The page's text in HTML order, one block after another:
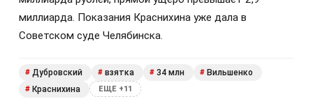
миллиарда. Показания Краснихина уже дала в
Советском суде Челябинска.
# Дубровский # взятка # 34 млн # Вильшенко
# Краснихина ЕЩЕ +11